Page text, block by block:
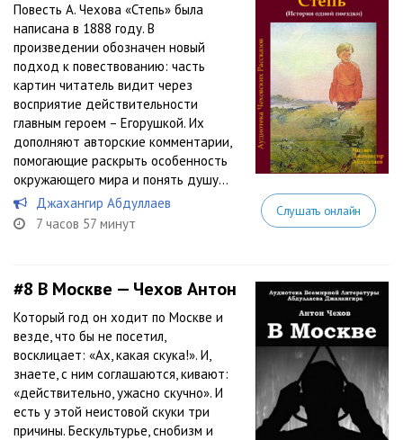
Повесть А. Чехова «Степь» была
написана в 1888 году. В
произведении обозначен новый
подход к повествованию: часть
картин читатель видит через
восприятие действительности
главным героем – Егорушкой. Их
дополняют авторские комментарии,
помогающие раскрыть особенность
окружающего мира и понять душу...
Джахангир Абдуллаев
7 часов 57 минут
Слушать онлайн
#8 В Москве — Чехов Антон
Который год он ходит по Москве и
везде, что бы не посетил,
восклицает: «Ах, какая скука!». И,
знаете, с ним соглашаются, кивают:
«действительно, ужасно скучно». И
есть у этой неистовой скуки три
причины. Бескультурье, снобизм и